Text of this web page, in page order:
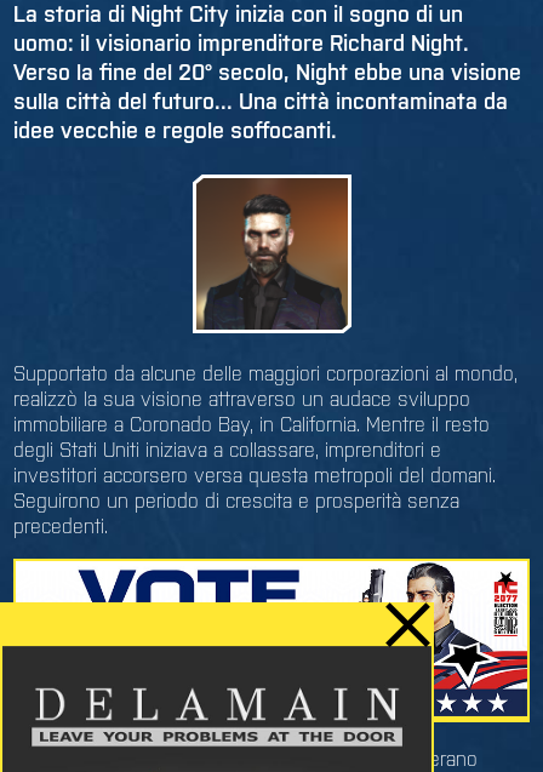
La storia di Night City inizia con il sogno di un
uomo: il visionario imprenditore Richard Night.
Verso la fine del 20° secolo, Night ebbe una visione
sulla città del futuro... Una città incontaminata da
idee vecchie e regole soffocanti.
Supportato da alcune delle maggiori corporazioni al mondo,
realizzò la sua visione attraverso un audace sviluppo
immobiliare a Coronado Bay, in California. Mentre il resto
degli Stati Uniti iniziava a collassare, imprenditori e
investitori accorsero versa questa metropoli del domani.
Seguirono un periodo di crescita e prosperità senza
precedenti.
Sfortunatamente, interessi radicati e rivali gelosi erano